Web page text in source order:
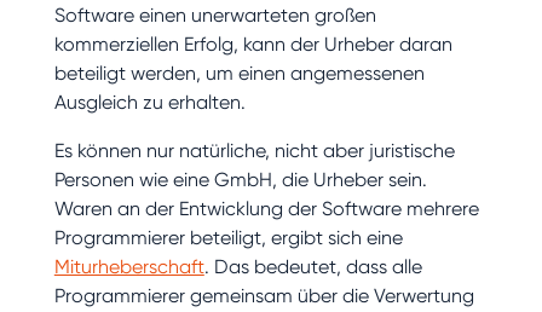
Software einen unerwarteten großen
kommerziellen Erfolg, kann der Urheber daran
beteiligt werden, um einen angemessenen
Ausgleich zu erhalten.
Es können nur natürliche, nicht aber juristische
Personen wie eine GmbH, die Urheber sein.
Waren an der Entwicklung der Software mehrere
Programmierer beteiligt, ergibt sich eine
Miturheberschaft. Das bedeutet, dass alle
Programmierer gemeinsam über die Verwertung